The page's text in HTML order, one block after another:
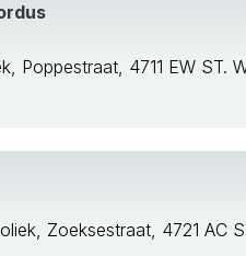
Poppestraat, 4711 EW ST.
Zoeksestraat, 4721 AC